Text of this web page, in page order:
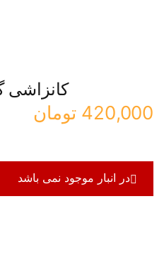
کانزاشی
420,000 تومان
در انبار موجود نمی باشد